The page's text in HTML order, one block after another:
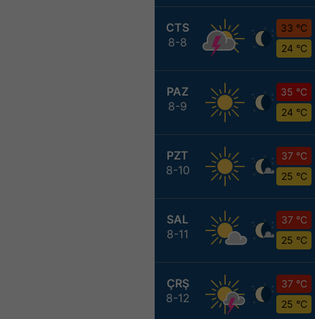
CTS
8-8
33 °C
24 °C
PAZ
8-9
35 °C
24 °C
PZT
8-10
37 °C
25 °C
SAL
8-11
37 °C
25 °C
ÇRŞ
8-12
37 °C
25 °C